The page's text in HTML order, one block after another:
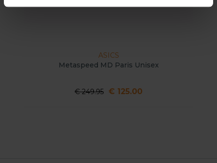
ASICS
Metaspeed MD Paris Unisex
€ 249.95 € 125.00